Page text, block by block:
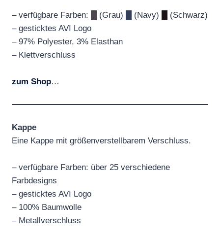
– verfügbare Farben: (Grau) (Navy)
(Schwarz)
– gesticktes AVI Logo
– 97% Polyester, 3% Elasthan
– Klettverschluss
zum Shop…
Kappe
Eine Kappe mit größenverstellbarem Verschluss.
– verfügbare Farben: über 25 verschiedene
Farbdesigns
– gesticktes AVI Logo
– 100% Baumwolle
– Metallverschluss